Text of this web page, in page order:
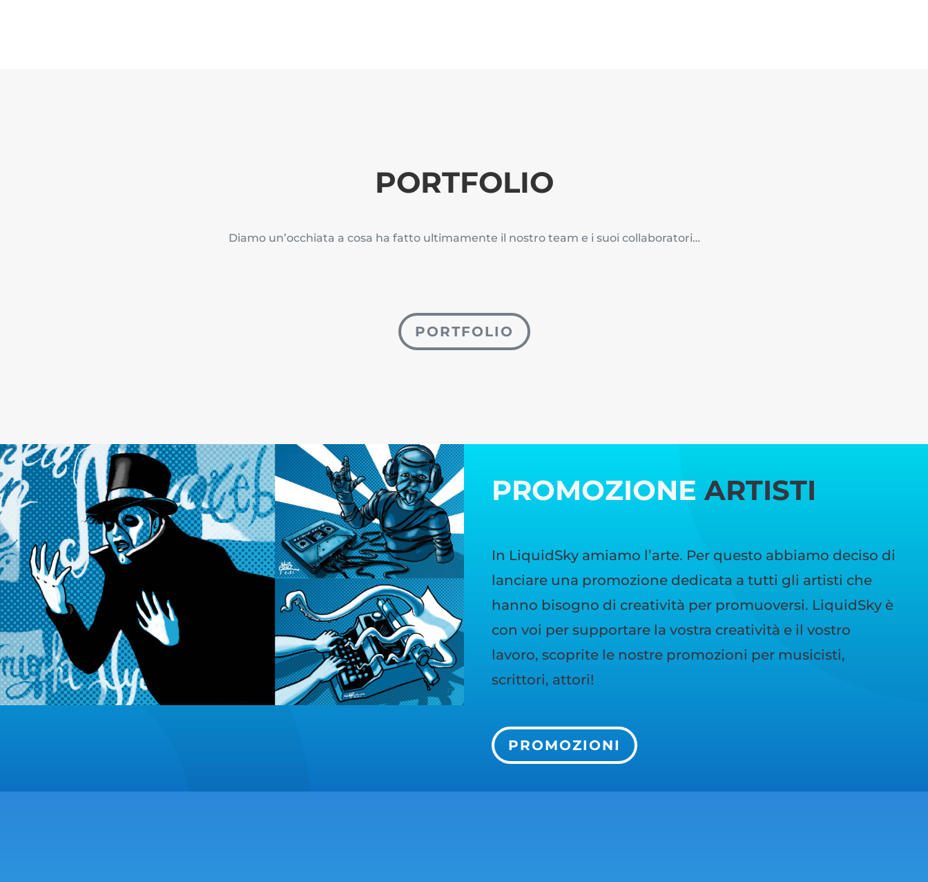
PORTFOLIO
Diamo un’occhiata a cosa ha fatto ultimamente il nostro team e i suoi collaboratori…
PORTFOLIO
PROMOZIONEARTISTI
In LiquidSky amiamo l’arte. Per questo abbiamo deciso di
lanciare una promozione dedicata a tutti gli artisti che
hanno bisogno di creatività per promuoversi. LiquidSky è
con voi per supportare la vostra creatività e il vostro
lavoro, scoprite le nostre promozioni per musicisti,
scrittori, attori!
PROMOZIONI